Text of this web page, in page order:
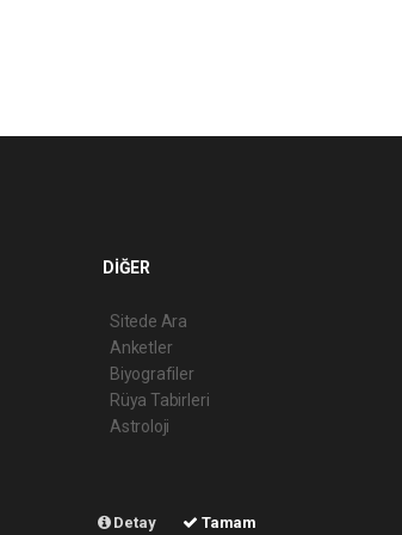
Detay Tamam
DİĞER
Sitede Ara
Anketler
Biyografiler
Rüya Tabirleri
Astroloji